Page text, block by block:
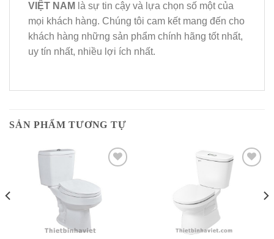
VIỆT NAM là sự tin cậy và lựa chọn số một của
mọi khách hàng. Chúng tôi cam kết mang đến cho
khách hàng những sản phẩm chính hãng tốt nhất,
uy tín nhất, nhiều lợi ích nhất.
SẢN PHẨM TƯƠNG TỰ